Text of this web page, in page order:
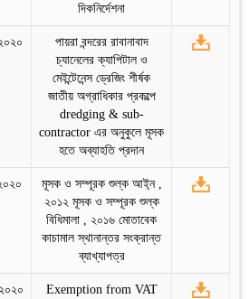
দিকনির্দেশনা
পায়রা বন্দরের রাবানাবাদ
চ্যানেলের ক্যাপিটাল ও
মেইন্টেনেন্স ড্রেজিং শীর্ষক
জাতীয় অগ্রাধিকার প্রকল্পে
dredging & sub-
contractor এর অনুকুলে মূসক
হতে অব্যাহতি প্রদান
মূসক ও সম্পূরক শুল্ক আই্ন ,
২০১২ মূসক ও সম্পূরক শুল্ক
বিধিমালা , ২০১৬ মোতাবেক
কাচামাল স্থানান্তর সংক্রান্ত
ব্যাখ্যাপত্র
Exemption from VAT